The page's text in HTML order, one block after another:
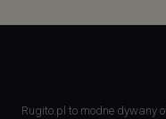
Rugito.pl to modne dywany